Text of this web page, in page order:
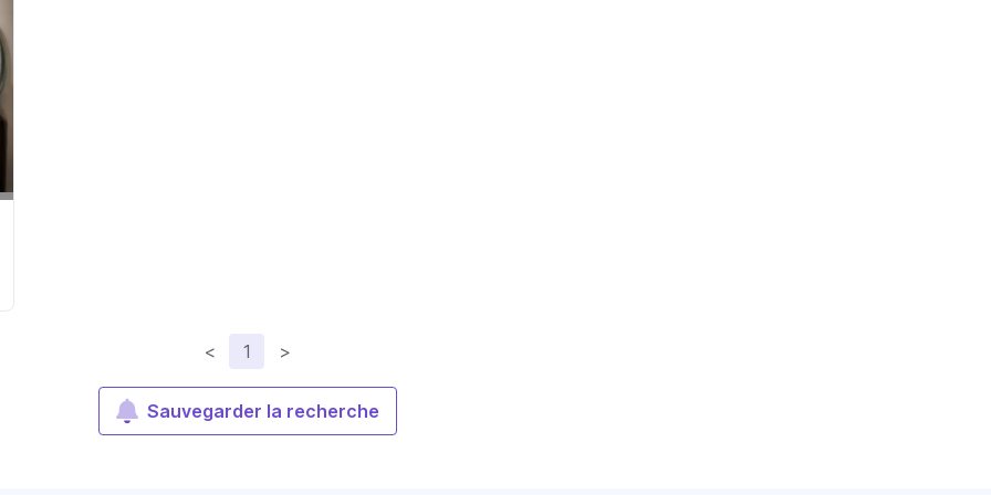
< 1 >
Sauvegarder la recherche